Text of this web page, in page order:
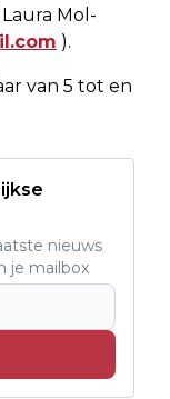
Mol-
).
van 5 tot en
nieuws
je mailbox